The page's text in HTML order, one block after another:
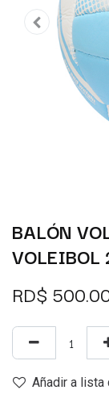
BALÓN
RD$
Añadir a